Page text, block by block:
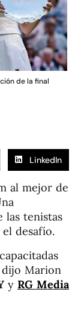
de la final
LinkedIn
al mejor de
las tenistas
desafío.
dijo Marion
y RG Media